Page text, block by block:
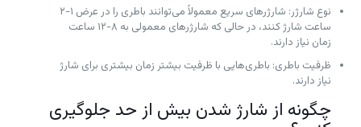
نوع شارژر: شارژرهای سریع معمولاً می‌توانند باطری را در عرض ۱-۲
ساعت شارژ کنند، در حالی که شارژرهای معمولی به ۸-۱۲ ساعت
زمان نیاز دارند.
ظرفیت باطری: باطری‌هایی با ظرفیت بیشتر زمان بیشتری برای شارژ
نیاز دارند.
چگونه از شارژ شدن بیش از حد جلوگیری